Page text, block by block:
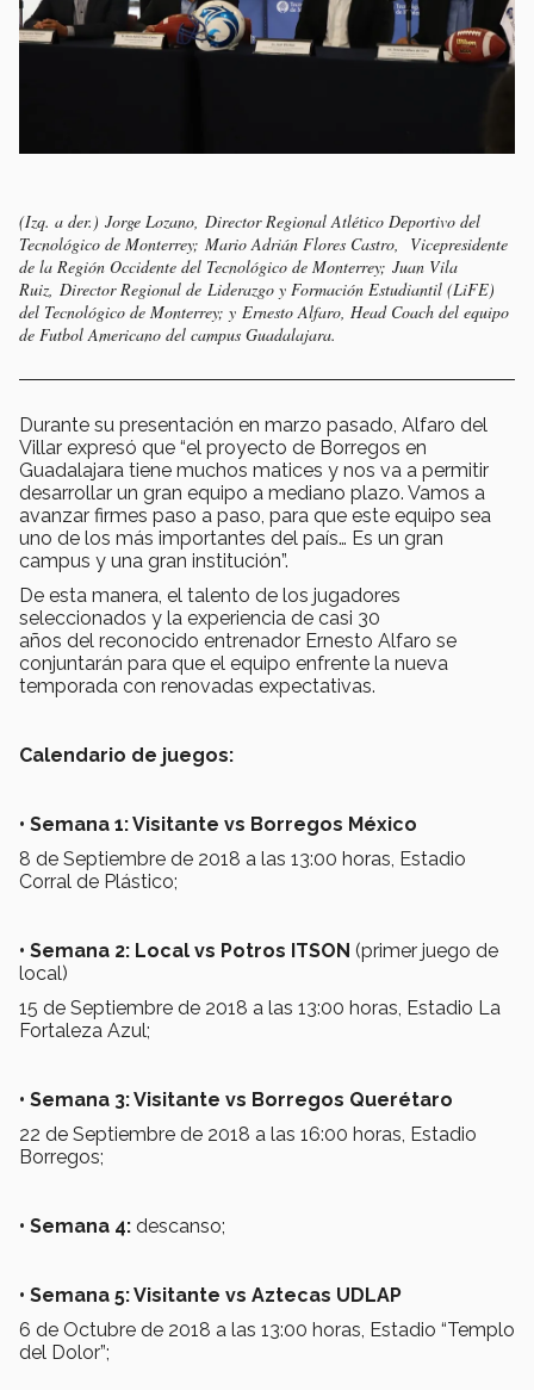
(Izq. a der.) Jorge Lozano, Director Regional Atlético Deportivo del
Tecnológico de Monterrey; Mario Adrián Flores Castro, Vicepresidente
de la Región Occidente del Tecnológico de Monterrey; Juan Vila
Ruiz, Director Regional de Liderazgo y Formación Estudiantil (LiFE)
del Tecnológico de Monterrey; y Ernesto Alfaro, Head Coach del equipo
de Futbol Americano del campus Guadalajara.
Durante su presentación en marzo pasado, Alfaro del
Villar expresó que “el proyecto de Borregos en
Guadalajara tiene muchos matices y nos va a permitir
desarrollar un gran equipo a mediano plazo. Vamos a
avanzar firmes paso a paso, para que este equipo sea
uno de los más importantes del país… Es un gran
campus y una gran institución”.
De esta manera, el talento de los jugadores
seleccionados y la experiencia de casi 30
años del reconocido entrenador Ernesto Alfaro se
conjuntarán para que el equipo enfrente la nueva
temporada con renovadas expectativas.
Calendario de juegos:
• Semana 1: Visitante vs Borregos México
8 de Septiembre de 2018 a las 13:00 horas, Estadio
Corral de Plástico;
• Semana 2: Local vs Potros ITSON (primer juego de
local)
15 de Septiembre de 2018 a las 13:00 horas, Estadio La
Fortaleza Azul;
• Semana 3: Visitante vs Borregos Querétaro
22 de Septiembre de 2018 a las 16:00 horas, Estadio
Borregos;
• Semana 4: descanso;
• Semana 5: Visitante vs Aztecas UDLAP
6 de Octubre de 2018 a las 13:00 horas, Estadio “Templo
del Dolor”;